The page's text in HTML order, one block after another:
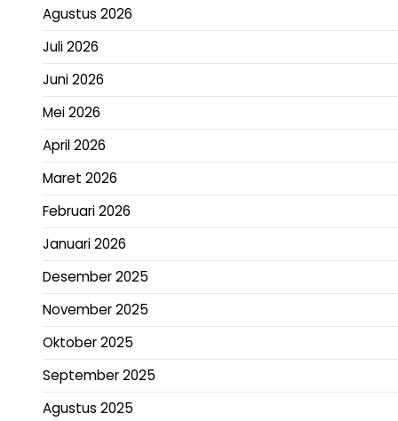
Agustus 2026
Juli 2026
Juni 2026
Mei 2026
April 2026
Maret 2026
Februari 2026
Januari 2026
Desember 2025
November 2025
Oktober 2025
September 2025
Agustus 2025